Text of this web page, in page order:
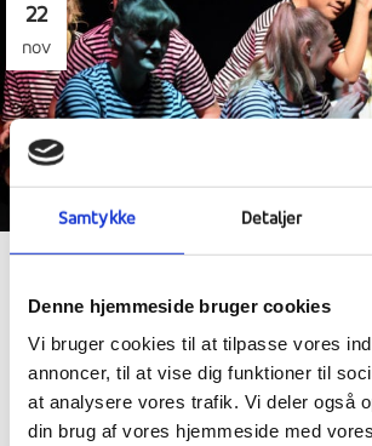
Samtykke Detaljer
Denne hjemmeside bruger cookies
Vi bruger cookies til at tilpasse vores
annoncer, til at vise dig funktioner til
at analysere vores trafik. Vi deler også
din brug af vores hjemmeside med
22
nov
IMAGINATIONUGE,
JULEWEEKEND